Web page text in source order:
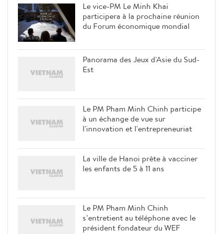
Le vice-PM Le Minh Khai
participera à la prochaine réunion
du Forum économique mondial
Panorama des Jeux d'Asie du Sud-
Est
Le PM Pham Minh Chinh participe
à un échange de vue sur
l'innovation et l'entrepreneuriat
La ville de Hanoi prête à vacciner
les enfants de 5 à 11 ans
Le PM Pham Minh Chinh
s’entretient au téléphone avec le
président fondateur du WEF